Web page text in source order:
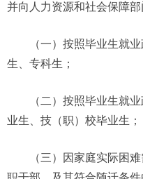
并向人力资源和社会保障部
（一）按照毕业生就
生、专科生；
（二）按照毕业生就
业生、技（职）校毕业生；
（三）因家庭实际困